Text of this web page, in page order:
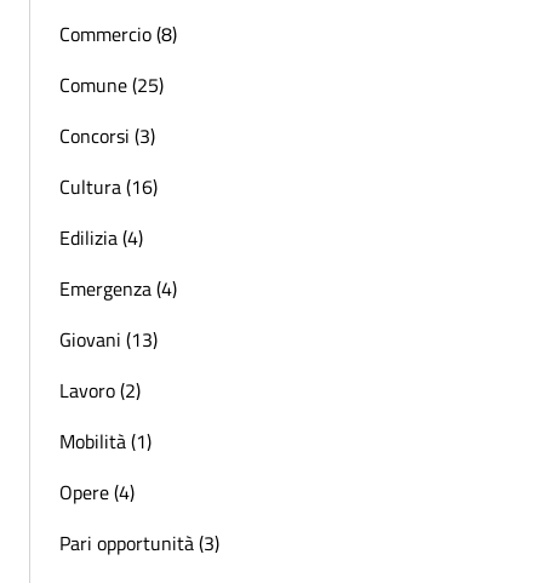
Commercio (8)
Comune (25)
Concorsi (3)
Cultura (16)
Edilizia (4)
Emergenza (4)
Giovani (13)
Lavoro (2)
Mobilità (1)
Opere (4)
Pari opportunità (3)